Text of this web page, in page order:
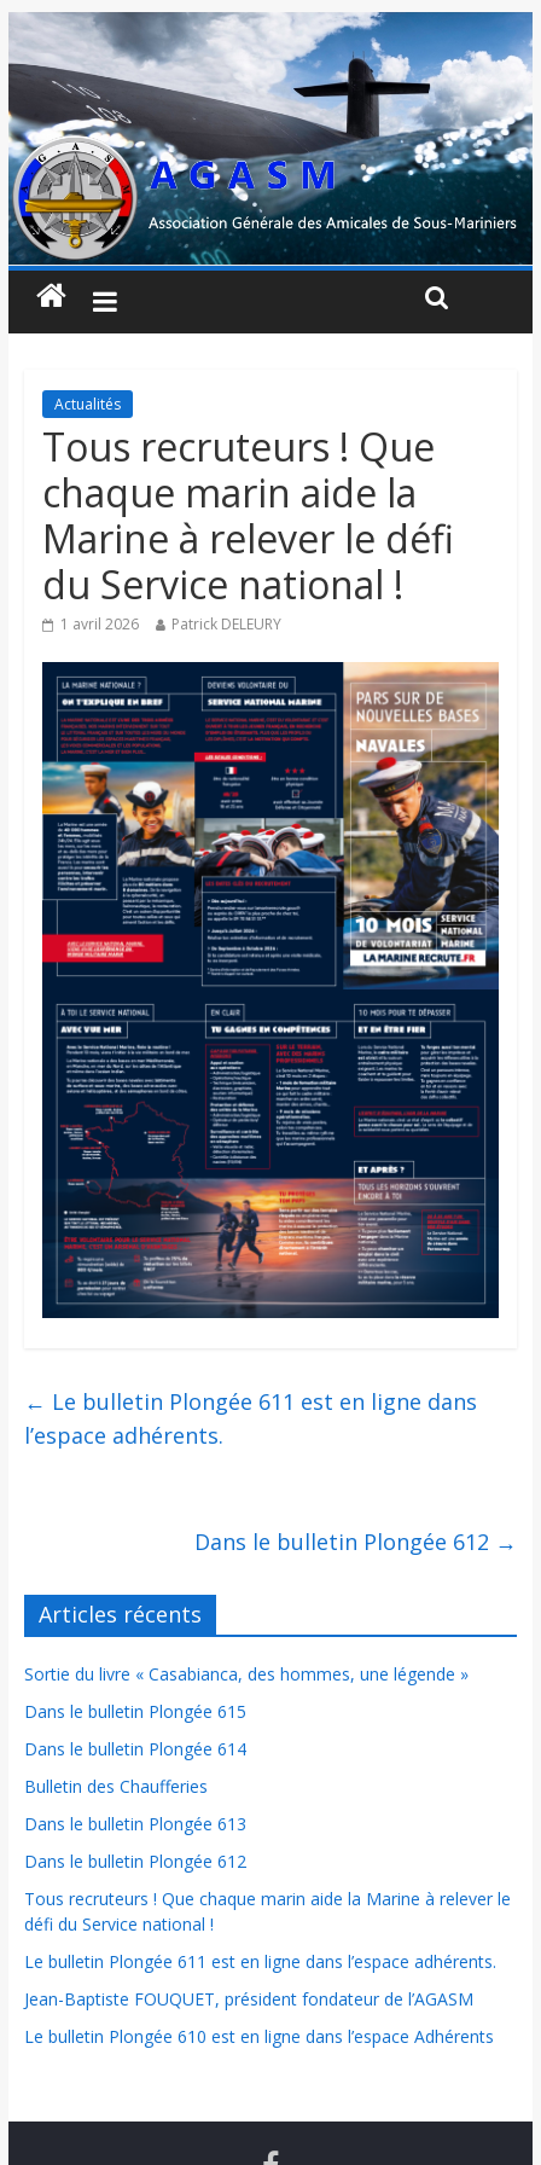
Actualités
Tous recruteurs ! Que
chaque marin aide la
Marine à relever le défi
du Service national !
1 avril 2026 Patrick DELEURY
← Le bulletin Plongée 611 est en ligne dans
l’espace adhérents.
Dans le bulletin Plongée 612 →
Articles récents
Sortie du livre « Casabianca, des hommes, une légende »
Dans le bulletin Plongée 615
Dans le bulletin Plongée 614
Bulletin des Chaufferies
Dans le bulletin Plongée 613
Dans le bulletin Plongée 612
Tous recruteurs ! Que chaque marin aide la Marine à relever le
défi du Service national !
Le bulletin Plongée 611 est en ligne dans l’espace adhérents.
Jean-Baptiste FOUQUET, président fondateur de l’AGASM
Le bulletin Plongée 610 est en ligne dans l’espace Adhérents